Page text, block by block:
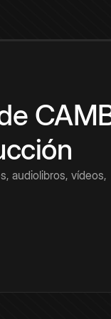
audiolibros, vídeos,